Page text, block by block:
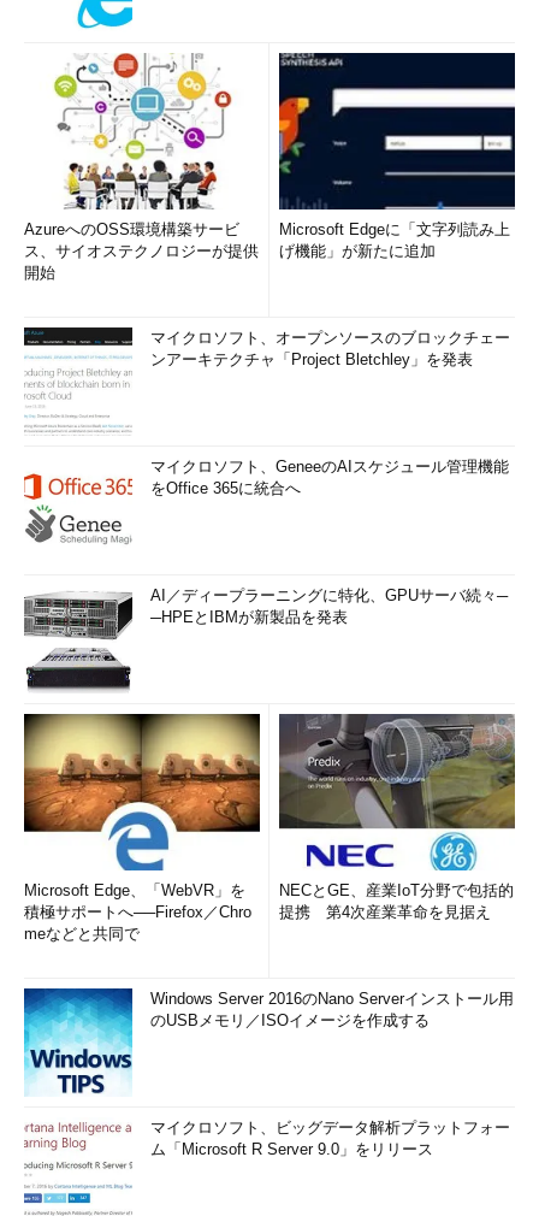
AzureへのOSS環境構築サービ
ス、サイオステクノロジーが提供
開始
Microsoft Edgeに「文字列読み上
げ機能」が新たに追加
マイクロソフト、オープンソースのブロックチェー
ンアーキテクチャ「Project Bletchley」を発表
マイクロソフト、GeneeのAIスケジュール管理機能
をOffice 365に統合へ
AI／ディープラーニングに特化、GPUサーバ続々─
─HPEとIBMが新製品を発表
Microsoft Edge、「WebVR」を
積極サポートへ──Firefox／Chro
meなどと共同で
NECとGE、産業IoT分野で包括的
提携 第4次産業革命を見据え
Windows Server 2016のNano Serverインストール用
のUSBメモリ／ISOイメージを作成する
マイクロソフト、ビッグデータ解析プラットフォー
ム「Microsoft R Server 9.0」をリリース